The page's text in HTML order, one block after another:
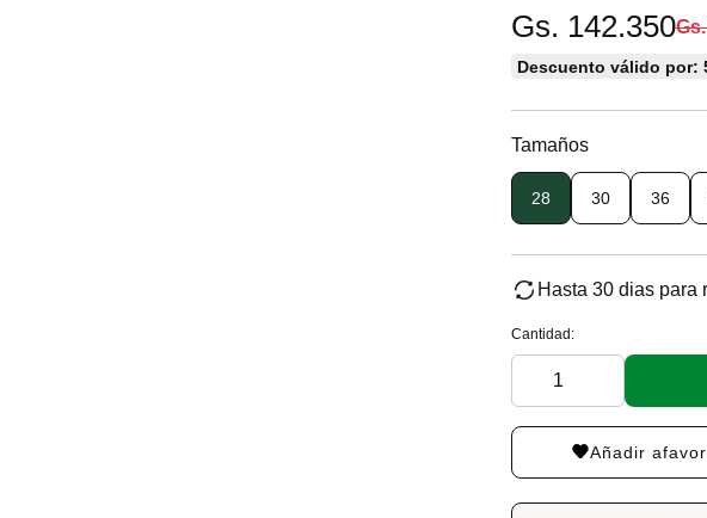
Gs. 142.350
Descuento válido por:
Tamaños
28 30 36
Hasta 30 dias para
Cantidad:
Añadir a